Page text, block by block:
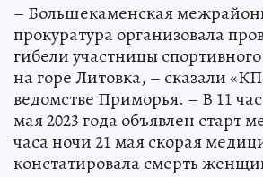
– Большекаменская
прокуратура организовала
гибели участницы
на горе Литовка, – сказали
ведомстве Приморья. – В 11
мая 2023 года объявлен старт
часа ночи 21 мая скорая
констатировала смерть